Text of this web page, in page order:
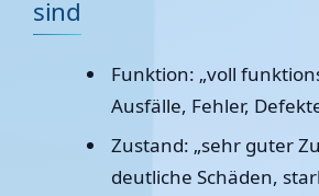
sind
Funktion: „voll
Ausfälle, Fehler,
Zustand: „sehr guter
deutliche Schäden,